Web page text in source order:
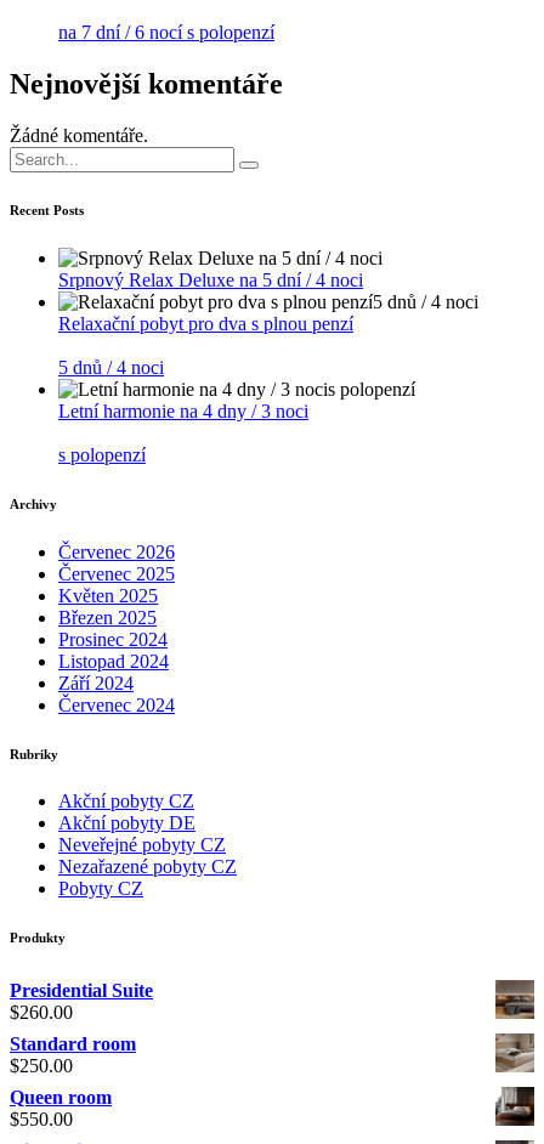
na 7 dní / 6 nocí s polopenzí
Nejnovější komentáře
Žádné komentáře.
Search
for:
Recent Posts
Srpnový Relax Deluxe na 5 dní / 4 noci
Relaxační pobyt pro dva s plnou penzí
5 dnů / 4 noci
Letní harmonie na 4 dny / 3 noci
s polopenzí
Archivy
Červenec 2026
Červenec 2025
Květen 2025
Březen 2025
Prosinec 2024
Listopad 2024
Září 2024
Červenec 2024
Rubriky
Akční pobyty CZ
Akční pobyty DE
Neveřejné pobyty CZ
Nezařazené pobyty CZ
Pobyty CZ
Produkty
Presidential Suite
$260.00
Standard room
$250.00
Queen room
$550.00